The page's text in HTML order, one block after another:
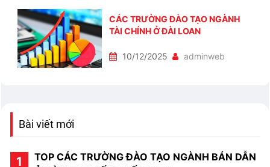
CÁC TRƯỜNG ĐÀO TẠO NGÀNH
TÀI CHÍNH Ở ĐÀI LOAN
10/12/2025 adminweb
Bài viết mới
TOP CÁC TRƯỜNG ĐÀO TẠO NGÀNH BÁN DẪN